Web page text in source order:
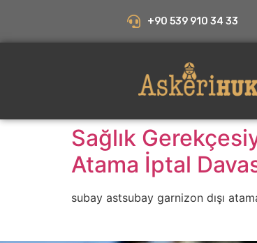
+90 539 910 34 33
Sağlık
Atama İptal
subay astsubay garnizon dışı